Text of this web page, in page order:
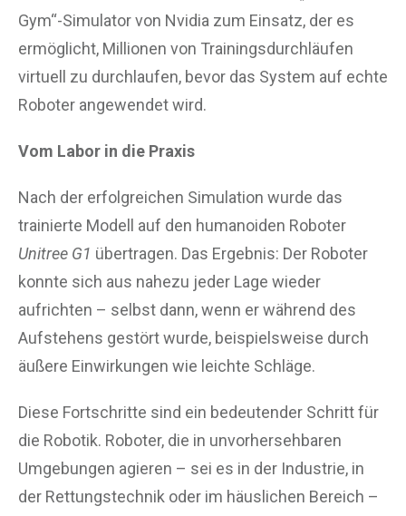
Gym“-Simulator von Nvidia zum Einsatz, der es
ermöglicht, Millionen von Trainingsdurchläufen
virtuell zu durchlaufen, bevor das System auf echte
Roboter angewendet wird.
Vom Labor in die Praxis
Nach der erfolgreichen Simulation wurde das
trainierte Modell auf den humanoiden Roboter
Unitree G1 übertragen. Das Ergebnis: Der Roboter
konnte sich aus nahezu jeder Lage wieder
aufrichten – selbst dann, wenn er während des
Aufstehens gestört wurde, beispielsweise durch
äußere Einwirkungen wie leichte Schläge.
Diese Fortschritte sind ein bedeutender Schritt für
die Robotik. Roboter, die in unvorhersehbaren
Umgebungen agieren – sei es in der Industrie, in
der Rettungstechnik oder im häuslichen Bereich –